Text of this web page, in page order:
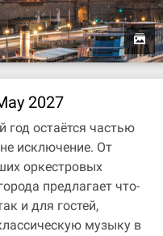
2027
год остаётся частью
исключение. От
оркестровых
предлагает что-
и для гостей,
музыку в